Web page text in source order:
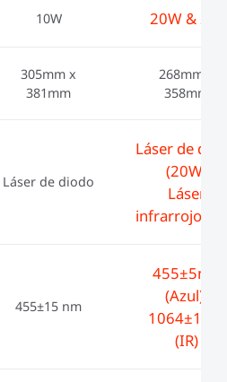
10W 20W & 2W
305mm x
381mm
268mm x
358mm
Láser de diodo
Láser de
(20W)
Láser
infrarrojo
455±15 nm
455±5nm
(Azul),
1064±1nm
(IR)